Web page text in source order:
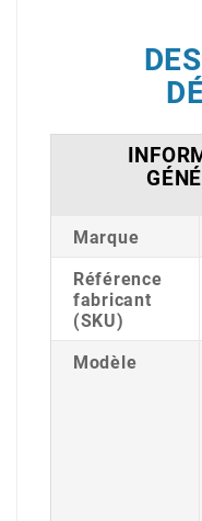
Marque
Référence
fabricant
(SKU)
Modèle